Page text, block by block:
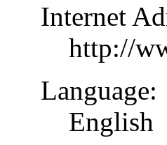
Internet
http://
Language:
English